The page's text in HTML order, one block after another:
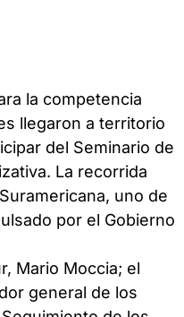
la competencia
llegaron a territorio
del Seminario de
La recorrida
uno de
por el Gobierno
Mario Moccia; el
general de los